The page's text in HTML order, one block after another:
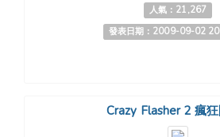
人氣：21,267
發表日期：2009-09-02
Crazy Flasher 2 瘋